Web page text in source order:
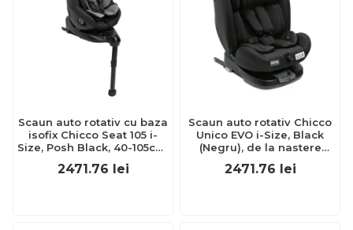
Scaun auto rotativ cu baza
isofix Chicco Seat 105 i-
Size, Posh Black, 40-105cm,
CHC8711433-8
2471.76 lei
Scaun auto rotativ Chicco
Unico EVO i-Size, Black
(Negru), de la nastere
CHC87030-8_BLACK
2471.76 lei